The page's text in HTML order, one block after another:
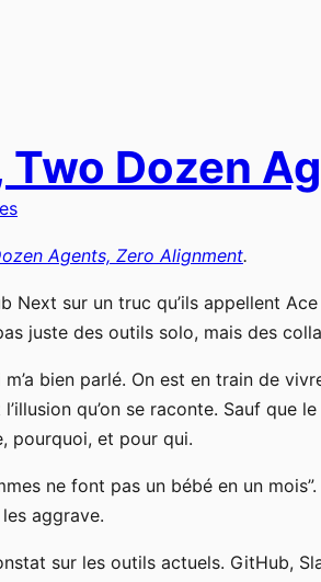
Two Dozen
Agents, Zero Alignment.
Next sur un truc qu’ils appellent
juste des outils solo, mais des
bien parlé. On est en train de
qu’on se raconte. Sauf que
pourquoi, et pour qui.
ne font pas un bébé en un
aggrave.
sur les outils actuels. GitHub,